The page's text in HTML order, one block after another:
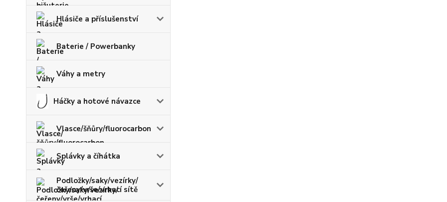
Hlásiče a příslušenství
Baterie / Powerbanky
Váhy a metry
Háčky a hotové návazce
Vlasce/šňůry/fluorocarbon
Splávky a číhátka
Podložky/saky/vezírky/
čeřeny/vrše/vrhací sítě